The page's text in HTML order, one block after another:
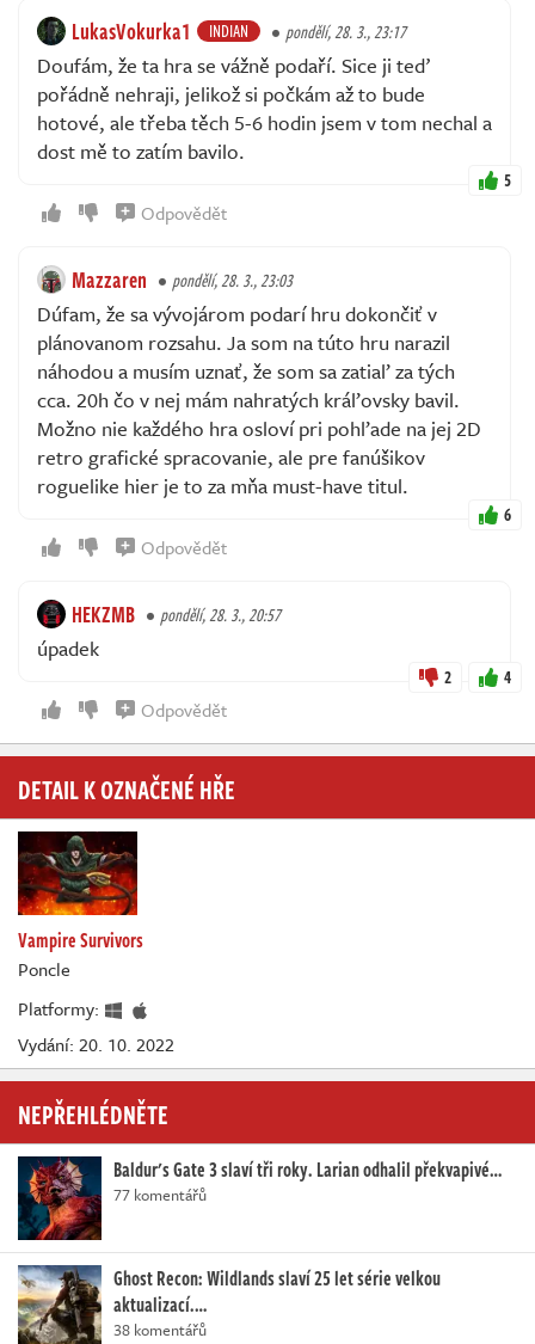
LukasVokurka1 INDIAN pondělí, 28. 3., 23:17
Doufám, že ta hra se vážně podaří. Sice ji teď
pořádně nehraji, jelikož si počkám až to bude
hotové, ale třeba těch 5-6 hodin jsem v tom nechal a
dost mě to zatím bavilo.
5
Odpovědět
Mazzaren pondělí, 28. 3., 23:03
Dúfam, že sa vývojárom podarí hru dokončiť v
plánovanom rozsahu. Ja som na túto hru narazil
náhodou a musím uznať, že som sa zatiaľ za tých
cca. 20h čo v nej mám nahratých kráľovsky bavil.
Možno nie každého hra osloví pri pohľade na jej 2D
retro grafické spracovanie, ale pre fanúšikov
roguelike hier je to za mňa must-have titul.
6
Odpovědět
HEKZMB pondělí, 28. 3., 20:57
úpadek
2 4
Odpovědět
DETAIL K OZNAČENÉ HŘE
Vampire Survivors
Poncle
Platformy:
Vydání: 20. 10. 2022
NEPŘEHLÉDNĚTE
Baldur's Gate 3 slaví tři roky. Larian odhalil překvapivé…
77 komentářů
Ghost Recon: Wildlands slaví 25 let série velkou
aktualizací.…
38 komentářů